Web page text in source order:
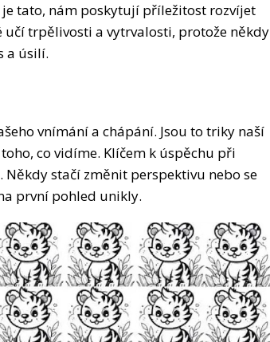
tato, nám poskytují příležitost rozvíjet
učí trpělivosti a vytrvalosti, protože někdy
a úsilí.
vnímání a chápání. Jsou to triky naší
co vidíme. Klíčem k úspěchu při
stačí změnit perspektivu nebo se
první pohled unikly.